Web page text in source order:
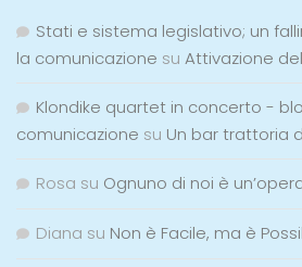
Stati e sistema legislativo; un
la comunicazione su Attivazione
Klondike quartet in concerto -
comunicazione su Un bar trattoria
Rosa su Ognuno di noi è
Diana su Non è Facile, ma è